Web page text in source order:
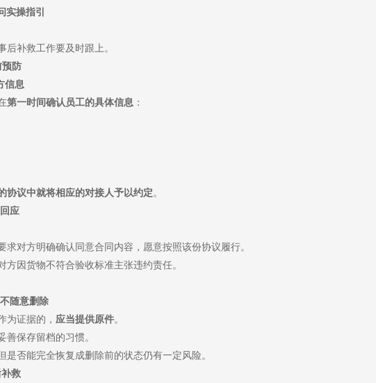
实操指引
补救工作要及时跟上。
预防
信息
第一时间确认员工的具体信息 ：
协议中就将相应的对接人予以约定。
应
对方明确确认同意合同内容，愿意按照该份协议履行。
因货物不符合验收标准主张违约责任。
随意删除
为证据的，应当提供原件。
保存留档的习惯。
否能完全恢复成删除前的状态仍有一定风险。
救